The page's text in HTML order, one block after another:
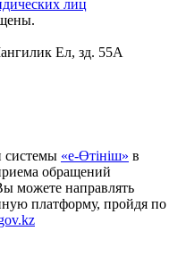
лиц
Ел, зд. 55А
системы «е-Өтініш» в
обращений
можете направлять
платформу, пройдя по